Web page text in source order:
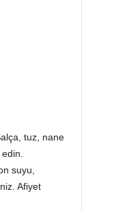
tuz, nane
suyu,
Afiyet